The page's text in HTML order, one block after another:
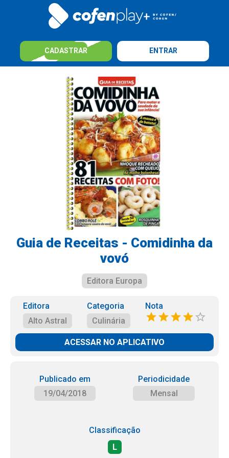
CADASTRAR ENTRAR
Guia de Receitas - Comidinha da
vovó
Editora Europa
Editora
Alto Astral
Categoria
Culinária
Nota
ACESSAR NO APLICATIVO
Publicado em
19/04/2018
Periodicidade
Mensal
Classificação
L